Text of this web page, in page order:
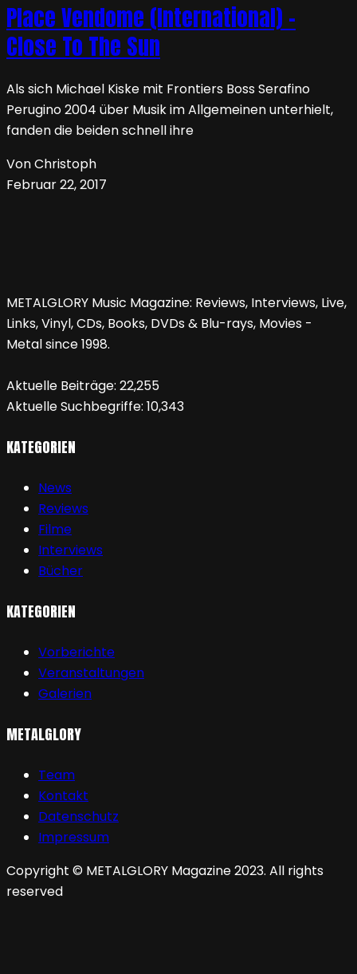
Place Vendome (International) –
Close To The Sun
Als sich Michael Kiske mit Frontiers Boss Serafino
Perugino 2004 über Musik im Allgemeinen unterhielt,
fanden die beiden schnell ihre
Von Christoph
Februar 22, 2017
METALGLORY Music Magazine: Reviews, Interviews, Live,
Links, Vinyl, CDs, Books, DVDs & Blu-rays, Movies -
Metal since 1998.
Aktuelle Beiträge: 22,255
Aktuelle Suchbegriffe: 10,343
KATEGORIEN
News
Reviews
Filme
Interviews
Bücher
KATEGORIEN
Vorberichte
Veranstaltungen
Galerien
METALGLORY
Team
Kontakt
Datenschutz
Impressum
Copyright © METALGLORY Magazine 2023. All rights
reserved